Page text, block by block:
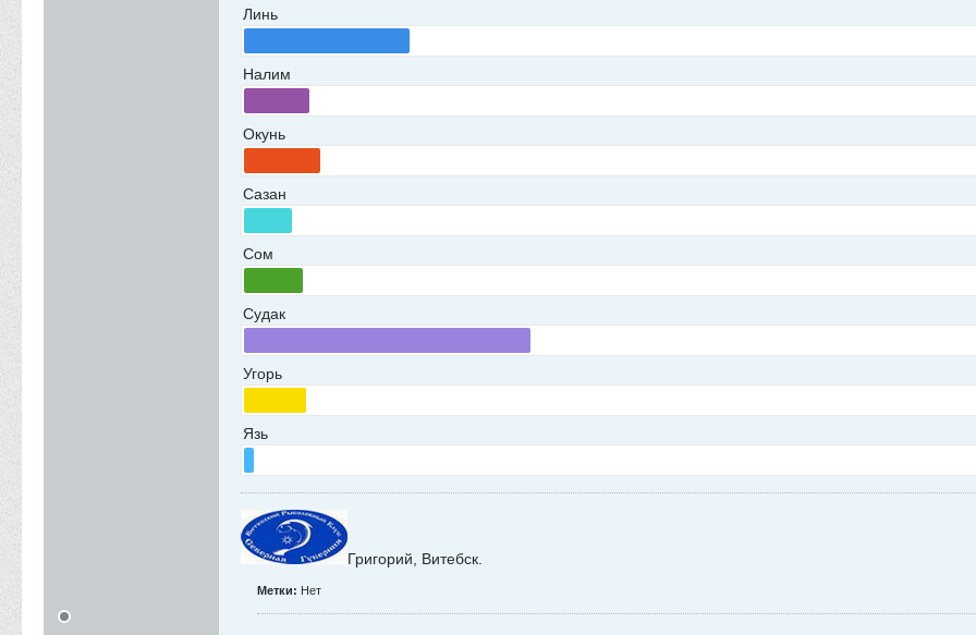
Линь
Налим
Окунь
Сазан
Сом
Судак
Угорь
Язь
Григорий, Витебск.
Метки: Нет